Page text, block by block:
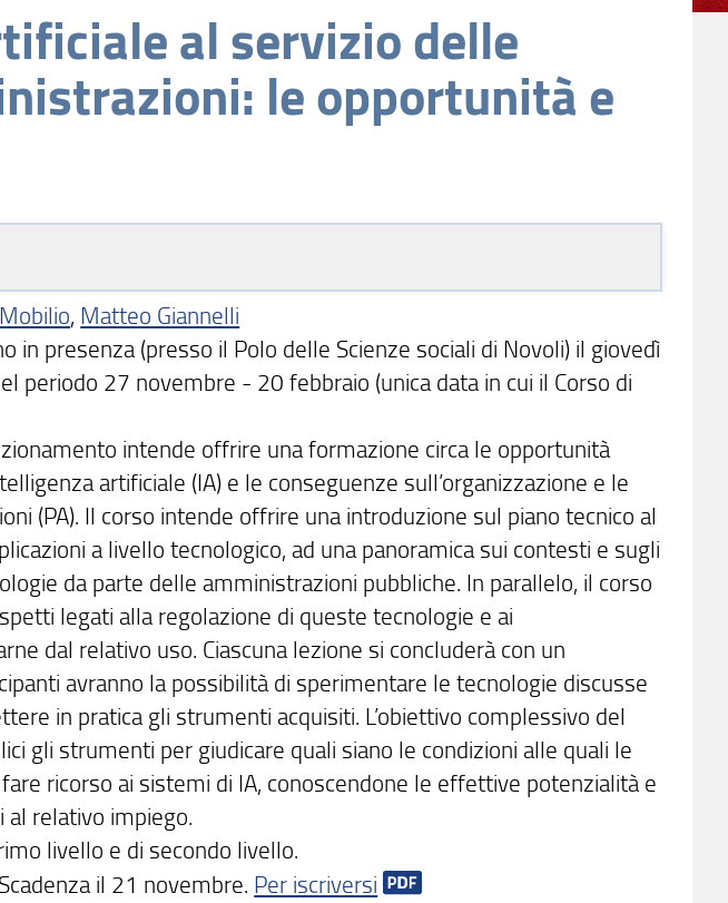
al servizio delle
le opportunità e
, Matteo Giannelli
in presenza (presso il Polo delle Scienze sociali di Novoli) il giovedì
periodo 27 novembre - 20 febbraio (unica data in cui il Corso di
intende offrire una formazione circa le opportunità
artificiale (IA) e le conseguenze sull’organizzazione e le
(PA). Il corso intende offrire una introduzione sul piano tecnico al
a livello tecnologico, ad una panoramica sui contesti e sugli
da parte delle amministrazioni pubbliche. In parallelo, il corso
legati alla regolazione di queste tecnologie e ai
dal relativo uso. Ciascuna lezione si concluderà con un
avranno la possibilità di sperimentare le tecnologie discusse
in pratica gli strumenti acquisiti. L’obiettivo complessivo del
gli strumenti per giudicare quali siano le condizioni alle quali le
ricorso ai sistemi di IA, conoscendone le effettive potenzialità e
al relativo impiego.
livello e di secondo livello.
il 21 novembre. Per iscriversi